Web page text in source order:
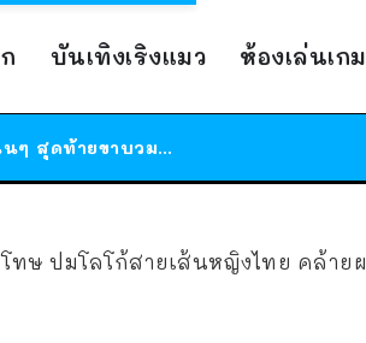
บันเทิงเริงแมว ห้องเล่นเกม
ร้านอาหารในนิวยอร์กประกาศปิดตัวลง หลังอยู่มานานกว่า 45 ปี ติดป้ายขอบคุณลูกค้าทุกคน แถมสูตรทำไวท์ซอสให้แบบจัดเต็ม
ได้เวลาเด็กหนวดรวมตัว RF Online Next เปิดให้เล่นแล้ว เกม Sci-Fi MMORPG ระดับตำนาน เล่นได้ทั้งมือถือและ PC
โทษ ปมโลโก้สายเส้นหญิงไทย คล้าย